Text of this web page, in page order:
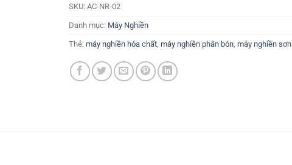
SKU: AC-NR-02
Danh mục: Máy Nghiền
Thẻ: máy nghiền hóa chất, máy nghiền phân bón, máy nghiền sơn